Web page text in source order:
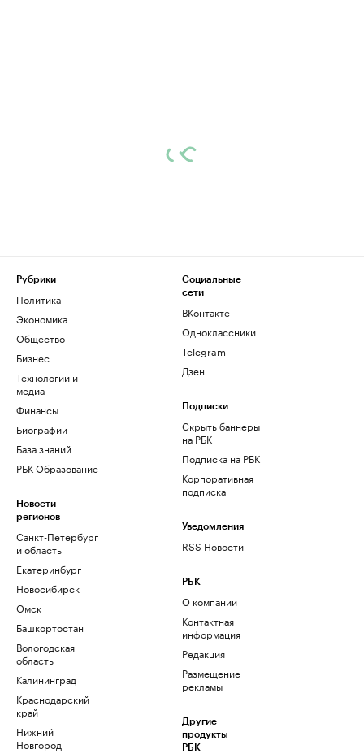
Рубрики
Политика
Экономика
Общество
Бизнес
Технологии и
медиа
Финансы
Биографии
База знаний
РБК Образование
Новости
регионов
Санкт-Петербург
и область
Екатеринбург
Новосибирск
Омск
Башкортостан
Вологодская
область
Калининград
Краснодарский
край
Нижний
Новгород
Социальные
сети
ВКонтакте
Одноклассники
Telegram
Дзен
Подписки
Скрыть баннеры
на РБК
Подписка на РБК
Корпоративная
подписка
Уведомления
RSS Новости
РБК
О компании
Контактная
информация
Редакция
Размещение
рекламы
Другие
продукты
РБК